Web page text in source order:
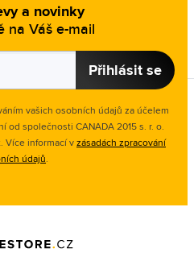
a novinky
na Váš e-mail
Přihlásit se
vašich osobních údajů za účelem
od společnosti CANADA 2015 s. r. o.
Více informací vzásadách zpracování
údajů.